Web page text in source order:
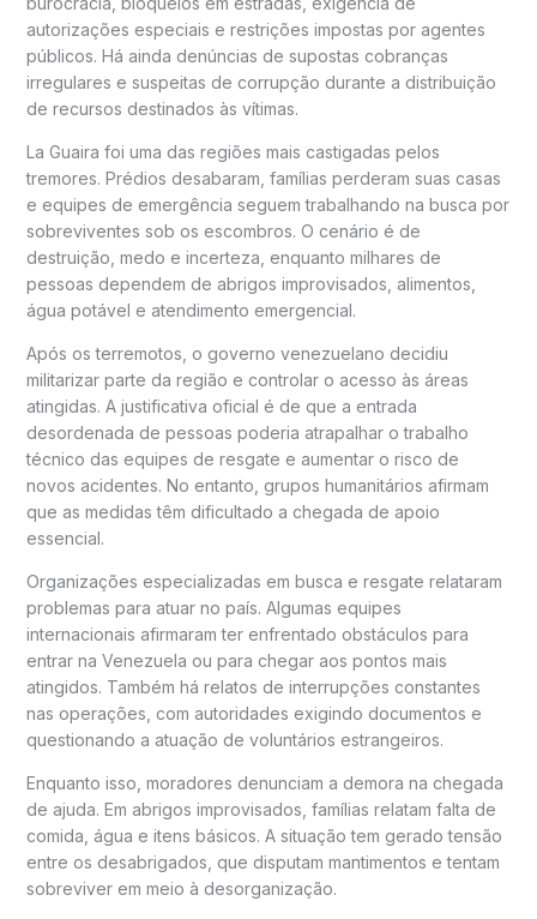
autorizações especiais e restrições impostas por agentes
públicos. Há ainda denúncias de supostas cobranças
irregulares e suspeitas de corrupção durante a distribuição
de recursos destinados às vítimas.
La Guaira foi uma das regiões mais castigadas pelos
tremores. Prédios desabaram, famílias perderam suas casas
e equipes de emergência seguem trabalhando na busca por
sobreviventes sob os escombros. O cenário é de
destruição, medo e incerteza, enquanto milhares de
pessoas dependem de abrigos improvisados, alimentos,
água potável e atendimento emergencial.
Após os terremotos, o governo venezuelano decidiu
militarizar parte da região e controlar o acesso às áreas
atingidas. A justificativa oficial é de que a entrada
desordenada de pessoas poderia atrapalhar o trabalho
técnico das equipes de resgate e aumentar o risco de
novos acidentes. No entanto, grupos humanitários afirmam
que as medidas têm dificultado a chegada de apoio
essencial.
Organizações especializadas em busca e resgate relataram
problemas para atuar no país. Algumas equipes
internacionais afirmaram ter enfrentado obstáculos para
entrar na Venezuela ou para chegar aos pontos mais
atingidos. Também há relatos de interrupções constantes
nas operações, com autoridades exigindo documentos e
questionando a atuação de voluntários estrangeiros.
Enquanto isso, moradores denunciam a demora na chegada
de ajuda. Em abrigos improvisados, famílias relatam falta de
comida, água e itens básicos. A situação tem gerado tensão
entre os desabrigados, que disputam mantimentos e tentam
sobreviver em meio à desorganização.